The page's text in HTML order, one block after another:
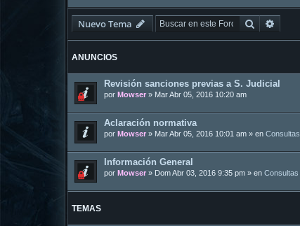
Nuevo Tema Buscar
ANUNCIOS
Revisión sanciones previas a S. Judicial
por Mowser » Mar Abr 05, 2016 10:20 am
Aclaración normativa
por Mowser » Mar Abr 05, 2016 10:01 am » en Consultas
Información General
por Mowser » Dom Abr 03, 2016 9:35 pm » en Consultas
TEMAS